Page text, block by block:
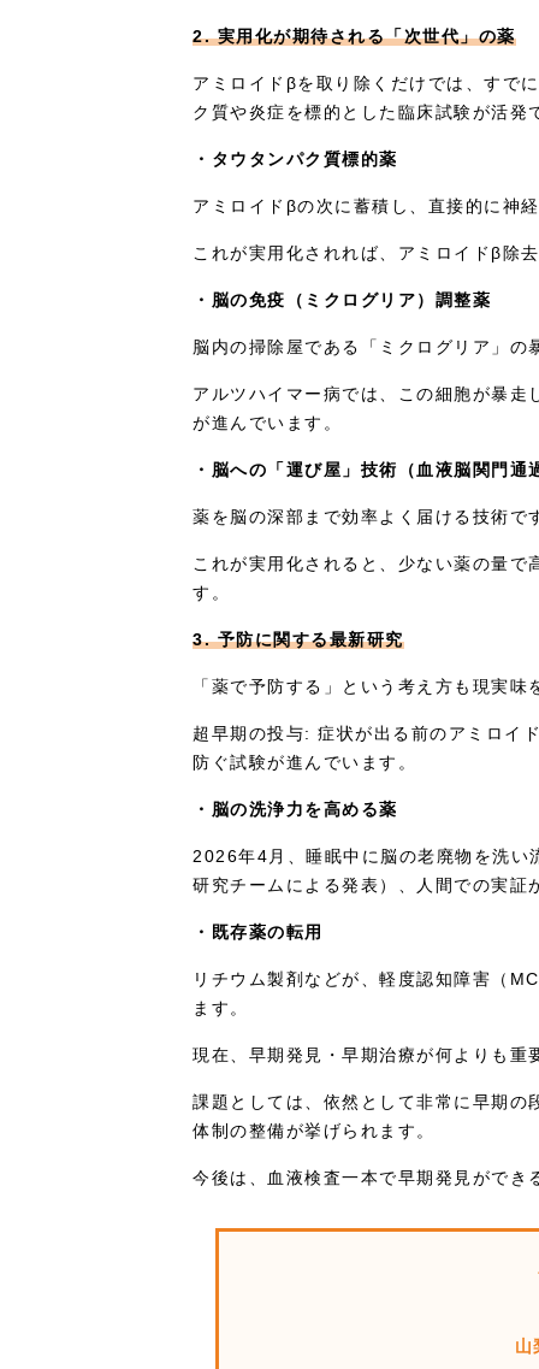
2. 実用化が期待される「次世代」の薬
アミロイドβを取り除くだけでは、すで
ク質や炎症を標的とした臨床試験が活発
・タウタンパク質標的薬
アミロイドβの次に蓄積し、直接的に神
これが実用化されれば、アミロイドβ除
・脳の免疫（ミクログリア）調整薬
脳内の掃除屋である「ミクログリア」の
アルツハイマー病では、この細胞が暴
が進んでいます。
・脳への「運び屋」技術（血液脳関門通
薬を脳の深部まで効率よく届ける技術で
これが実用化されると、少ない薬の量
す。
3. 予防に関する最新研究
「薬で予防する」という考え方も現実味
超早期の投与: 症状が出る前のアミロイ
防ぐ試験が進んでいます。
・脳の洗浄力を高める薬
2026年4月、睡眠中に脳の老廃物を洗い
研究チームによる発表）、人間での実証
・既存薬の転用
リチウム製剤などが、軽度認知障害（
ます。
現在、早期発見・早期治療が何よりも重
課題としては、依然として非常に早期
体制の整備が挙げられます。
今後は、血液検査一本で早期発見がで
山